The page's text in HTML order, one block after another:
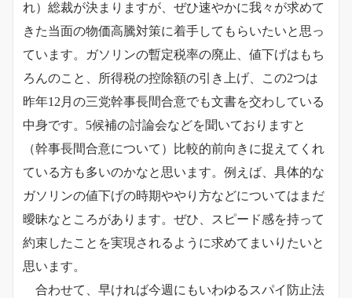
れ）総裁が決まりますが、ぜひ速やかに我々が求めて
きた当面の物価高騰対策に着手してもらいたいと思っ
ています。ガソリンの暫定税率の廃止、値下げはもち
ろんのこと、所得税の控除額の引き上げ、この2つは
昨年12月の三党幹事長間合意でも文書を交わしている
中身です。5候補の討論会などを聞いておりますと
（幹事長間合意について）比較的前向きに捉えてくれ
ている方も多いのかなと思います。例えば、具体的な
ガソリンの値下げの時期ややり方などについてはまだ
曖昧なところがあります。ぜひ、スピード感を持って
約束したことを実現されるように求めてまいりたいと
思います。
合わせて、早ければ今週にもいわゆるスパイ防止法